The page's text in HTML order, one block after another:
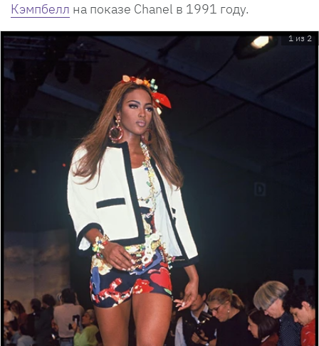
Кэмпбелл на показе Chanel в 1991 году.
1 из 2